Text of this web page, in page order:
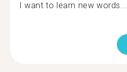
I want to learn new words...